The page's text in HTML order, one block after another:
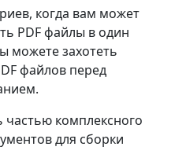
когда вам может
PDF файлы в один
можете захотеть
файлов перед
комплексного
для сборки